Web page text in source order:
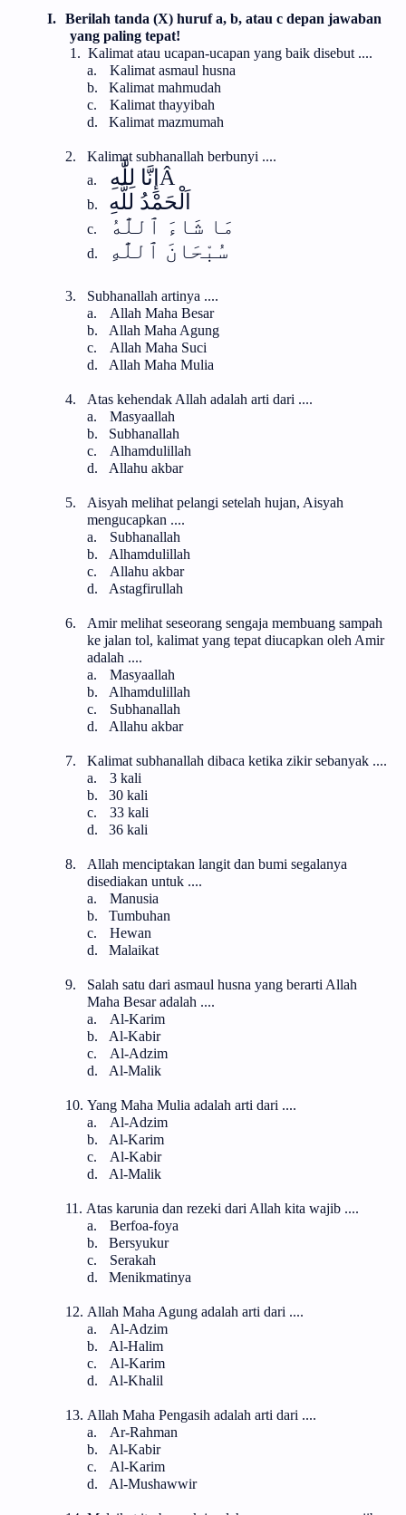
I.
Berilah tanda (X) huruf a, b, atau c depan jawaban
yang paling tepat!
1. Kalimat atau ucapan-ucapan yang baik disebut ....
a.
Kalimat asmaul husna
b.
Kalimat mahmudah
c.
Kalimat thayyibah
d.
Kalimat mazmumah
2.
Kalimat subhanallah berbunyi ....
a.
إِنَّا لِلَّٰهِ Â
b. اَلْحَمْدُ للَّهِ
c. مَا شَاءَ ٱللَّٰهُ
d. سُبْحَانَ ٱللَّٰهِ
3.
Subhanallah artinya ....
a.
Allah Maha Besar
b.
Allah Maha Agung
c.
Allah Maha Suci
d.
Allah Maha Mulia
4.
Atas kehendak Allah adalah arti dari ....
a.
Masyaallah
b.
Subhanallah
c.
Alhamdulillah
d.
Allahu akbar
5.
Aisyah melihat pelangi setelah hujan, Aisyah
mengucapkan ....
a.
Subhanallah
b.
Alhamdulillah
c.
Allahu akbar
d.
Astagfirullah
6.
Amir melihat seseorang sengaja membuang sampah
ke jalan tol, kalimat yang tepat diucapkan oleh Amir
adalah ....
a.
Masyaallah
b.
Alhamdulillah
c.
Subhanallah
d.
Allahu akbar
7.
Kalimat subhanallah dibaca ketika zikir sebanyak ....
a.
3 kali
b.
30 kali
c.
33 kali
d.
36 kali
8.
Allah menciptakan langit dan bumi segalanya
disediakan untuk ....
a.
Manusia
b.
Tumbuhan
c.
Hewan
d.
Malaikat
9.
Salah satu dari asmaul husna yang berarti Allah
Maha Besar adalah ....
a.
Al-Karim
b.
Al-Kabir
c.
Al-Adzim
d.
Al-Malik
10. Yang Maha Mulia adalah arti dari ....
a.
Al-Adzim
b.
Al-Karim
c.
Al-Kabir
d.
Al-Malik
11. Atas karunia dan rezeki dari Allah kita wajib ....
a.
Berfoa-foya
b.
Bersyukur
c.
Serakah
d.
Menikmatinya
12. Allah Maha Agung adalah arti dari ....
a.
Al-Adzim
b.
Al-Halim
c.
Al-Karim
d.
Al-Khalil
13. Allah Maha Pengasih adalah arti dari ....
a.
Ar-Rahman
b.
Al-Kabir
c.
Al-Karim
d.
Al-Mushawwir